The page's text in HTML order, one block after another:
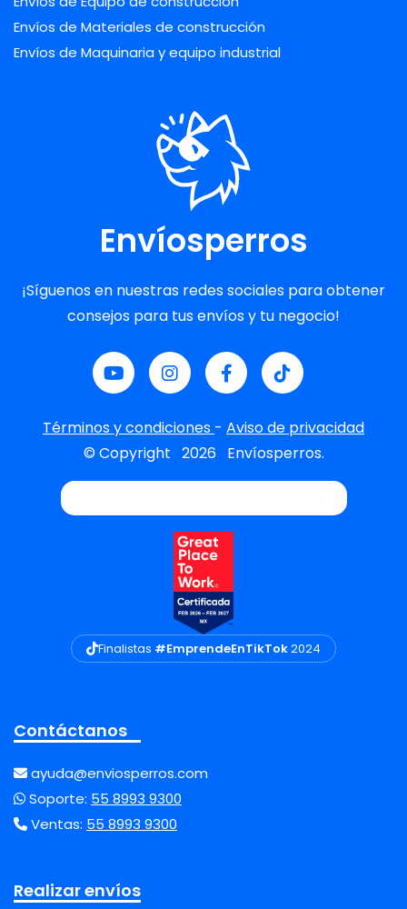
Envíos de Materiales de construcción
Envíos de Maquinaria y equipo industrial
Envíosperros
¡Síguenos en nuestras redes sociales para obtener
consejos para tus envíos y tu negocio!
Términos y condiciones - Aviso de privacidad
© Copyright 2026 Envíosperros.
Finalistas #EmprendeEnTikTok2024
Contáctanos
ayuda@enviosperros.com
Soporte: 55 8993 9300
Ventas: 55 8993 9300
Realizar envíos